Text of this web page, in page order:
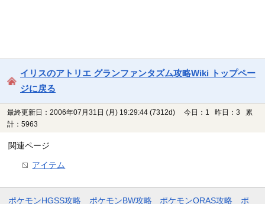
イリスのアトリエ グランファンタズム攻略Wiki トップペー
ジに戻る
最終更新日：2006年07月31日 (月) 19:29:44 (7312d)
今日：1 昨日：3 累
計：5963
関連ページ
アイテム
ポケモンHGSS攻略 ポケモンBW攻略 ポケモンORAS攻略 ポ